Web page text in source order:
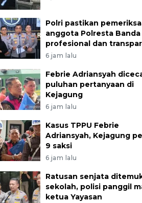
Polri pastikan
anggota Polresta Banda
profesional dan
6 jam lalu
Febrie Adriansyah
puluhan pertanyaan di
Kejagung
6 jam lalu
Kasus TPPU Febrie
Adriansyah, Kejagung
9 saksi
6 jam lalu
Ratusan senjata
sekolah, polisi panggil
ketua Yayasan